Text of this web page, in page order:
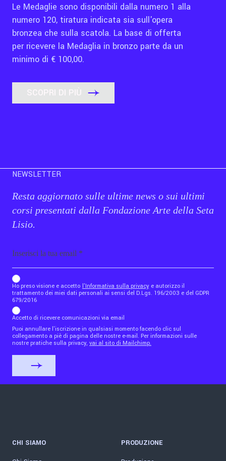
Le Medaglie sono disponibili dalla numero 1 alla
numero 120, tiratura indicata sia sull'opera
bronzea che sulla scatola. La base di offerta
per ricevere la Medaglia in bronzo parte da un
minimo di € 100,00.
SCOPRI DI PIÙ
NEWSLETTER
Resta aggiornato sulle ultime news o sui ultimi
corsi presentati dalla Fondazione Arte della Seta
Lisio.
b_b43a7bd9734c7124b3be52921_1911023b36
Ho preso visione e accetto l'Informativa sulla privacy e autorizzo il
trattamento dei miei dati personali ai sensi del D.Lgs. 196/2003 e del GDPR
679/2016
Accetto di ricevere comunicazioni via email
Puoi annullare l'iscrizione in qualsiasi momento facendo clic sul
collegamento a piè di pagina delle nostre e-mail. Per informazioni sulle
nostre pratiche sulla privacy, vai al sito di Mailchimp.
CHI SIAMO PRODUZIONE